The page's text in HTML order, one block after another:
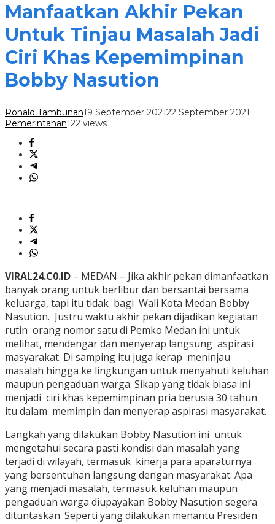
Manfaatkan Akhir Pekan
Untuk Tinjau Masalah Jadi
Ciri Khas Kepemimpinan
Bobby Nasution
Ronald Tambunan19 September 202122 September 2021
Pemerintahan122 views
VIRAL24.C0.ID – MEDAN – Jika akhir pekan dimanfaatkan
banyak orang untuk berlibur dan bersantai bersama
keluarga, tapi itu tidak bagi Wali Kota Medan Bobby
Nasution. Justru waktu akhir pekan dijadikan kegiatan
rutin orang nomor satu di Pemko Medan ini untuk
melihat, mendengar dan menyerap langsung aspirasi
masyarakat. Di samping itu juga kerap meninjau
masalah hingga ke lingkungan untuk menyahuti keluhan
maupun pengaduan warga. Sikap yang tidak biasa ini
menjadi ciri khas kepemimpinan pria berusia 30 tahun
itu dalam memimpin dan menyerap aspirasi masyarakat.
Langkah yang dilakukan Bobby Nasution ini untuk
mengetahui secara pasti kondisi dan masalah yang
terjadi di wilayah, termasuk kinerja para aparaturnya
yang bersentuhan langsung dengan masyarakat. Apa
yang menjadi masalah, termasuk keluhan maupun
pengaduan warga diupayakan Bobby Nasution segera
dituntaskan. Seperti yang dilakukan menantu Presiden